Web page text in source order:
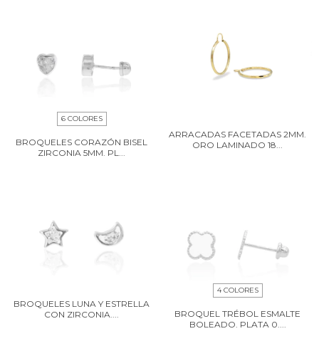
6 COLORES
BROQUELES CORAZÓN BISEL
ZIRCONIA 5MM. PL...
ARRACADAS FACETADAS 2MM.
ORO LAMINADO 18...
BROQUELES LUNA Y ESTRELLA
CON ZIRCONIA....
4 COLORES
BROQUEL TRÉBOL ESMALTE
BOLEADO. PLATA 0....